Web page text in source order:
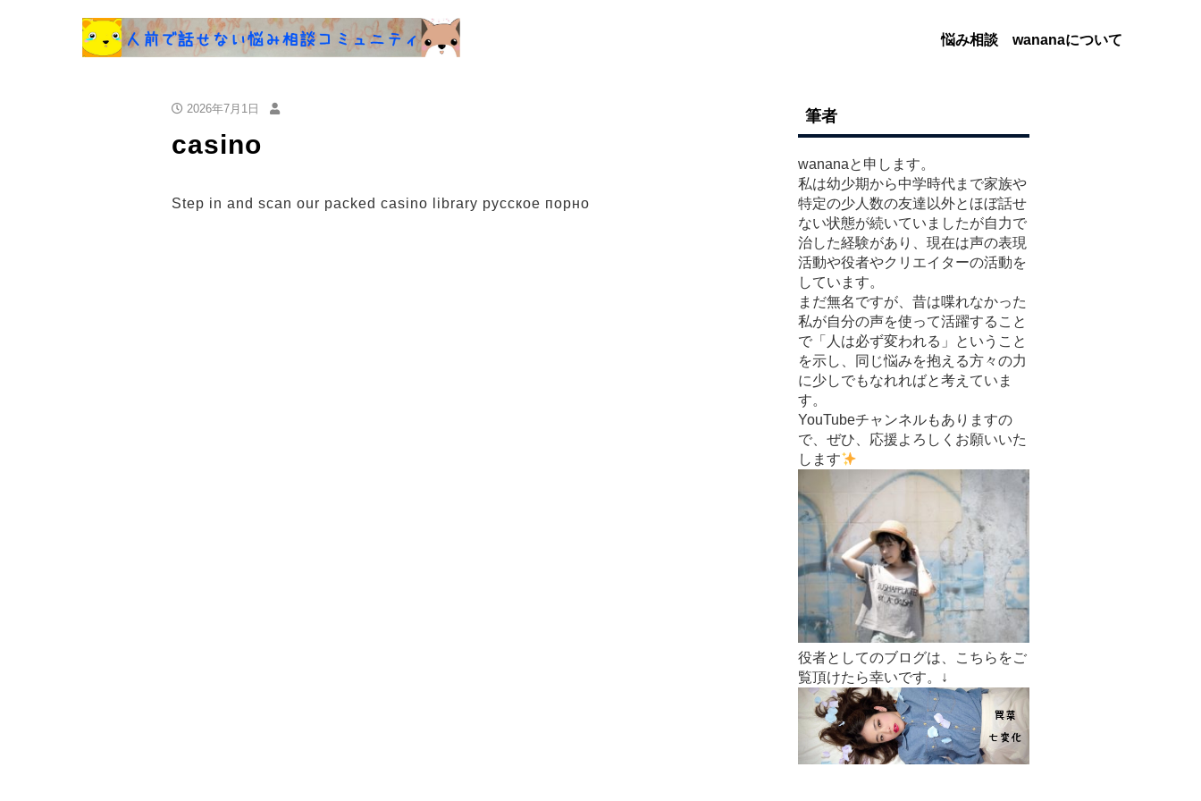
悩み相談 wananaについて
2026年7月1日
casino
Step in and scan our packed casino library русское порно
筆者
wananaと申します。
私は幼少期から中学時代まで家族や
特定の少人数の友達以外とほぼ話せ
ない状態が続いていましたが自力で
治した経験があり、現在は声の表現
活動や役者やクリエイターの活動を
しています。
まだ無名ですが、昔は喋れなかった
私が自分の声を使って活躍すること
で「人は必ず変われる」ということ
を示し、同じ悩みを抱える方々の力
に少しでもなれればと考えていま
す。
YouTubeチャンネルもありますの
で、ぜひ、応援よろしくお願いいた
します
役者としてのブログは、こちらをご
覧頂けたら幸いです。↓